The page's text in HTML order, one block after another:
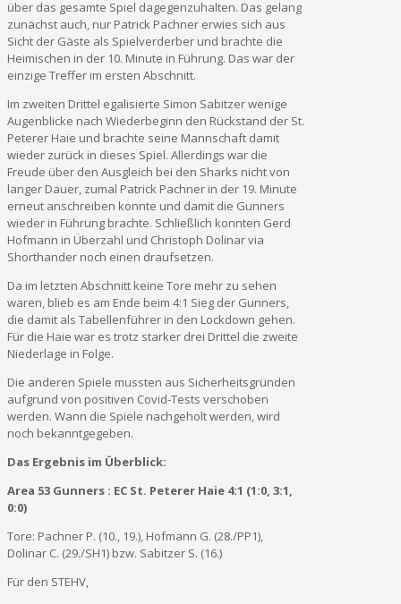
über das gesamte Spiel dagegenzuhalten. Das gelang
zunächst auch, nur Patrick Pachner erwies sich aus
Sicht der Gäste als Spielverderber und brachte die
Heimischen in der 10. Minute in Führung. Das war der
einzige Treffer im ersten Abschnitt.
Im zweiten Drittel egalisierte Simon Sabitzer wenige
Augenblicke nach Wiederbeginn den Rückstand der St.
Peterer Haie und brachte seine Mannschaft damit
wieder zurück in dieses Spiel. Allerdings war die
Freude über den Ausgleich bei den Sharks nicht von
langer Dauer, zumal Patrick Pachner in der 19. Minute
erneut anschreiben konnte und damit die Gunners
wieder in Führung brachte. Schließlich konnten Gerd
Hofmann in Überzahl und Christoph Dolinar via
Shorthander noch einen draufsetzen.
Da im letzten Abschnitt keine Tore mehr zu sehen
waren, blieb es am Ende beim 4:1 Sieg der Gunners,
die damit als Tabellenführer in den Lockdown gehen.
Für die Haie war es trotz starker drei Drittel die zweite
Niederlage in Folge.
Die anderen Spiele mussten aus Sicherheitsgründen
aufgrund von positiven Covid-Tests verschoben
werden. Wann die Spiele nachgeholt werden, wird
noch bekanntgegeben.
Das Ergebnis im Überblick:
Area 53 Gunners : EC St. Peterer Haie 4:1 (1:0, 3:1,
0:0)
Tore: Pachner P. (10., 19.), Hofmann G. (28./PP1),
Dolinar C. (29./SH1) bzw. Sabitzer S. (16.)
Für den STEHV,